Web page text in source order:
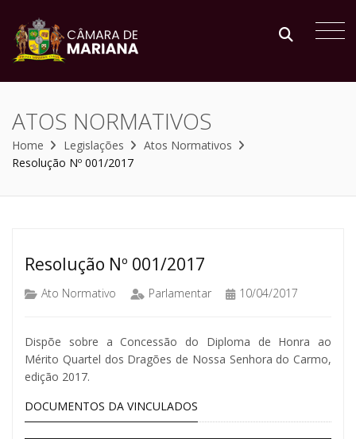
ATOS NORMATIVOS
Home Legislações
Atos Normativos
Resolução Nº 001/2017
Resolução Nº 001/2017
Ato Normativo Parlamentar 10/04/2017
Dispõe sobre a Concessão do Diploma de Honra ao
Mérito Quartel dos Dragões de Nossa Senhora do Carmo,
edição 2017.
DOCUMENTOS DA VINCULADOS